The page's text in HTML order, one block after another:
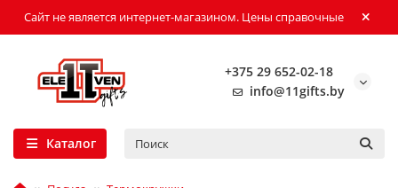
Сайт не является интернет-магазином. Цены справочные
+375 29 652-02-18
info@11gifts.by
Каталог